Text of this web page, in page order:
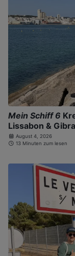
Mein Schiff 6
Lissabon &
August 4, 2026
13 Minuten zum lesen